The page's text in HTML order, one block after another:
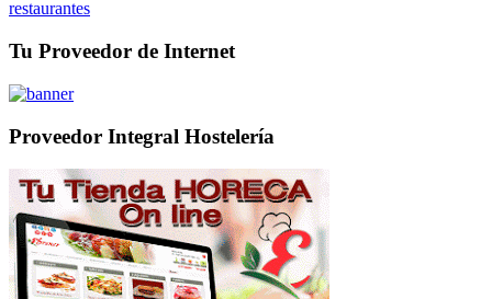
restaurantes
Tu Proveedor de Internet
Proveedor Integral Hostelería